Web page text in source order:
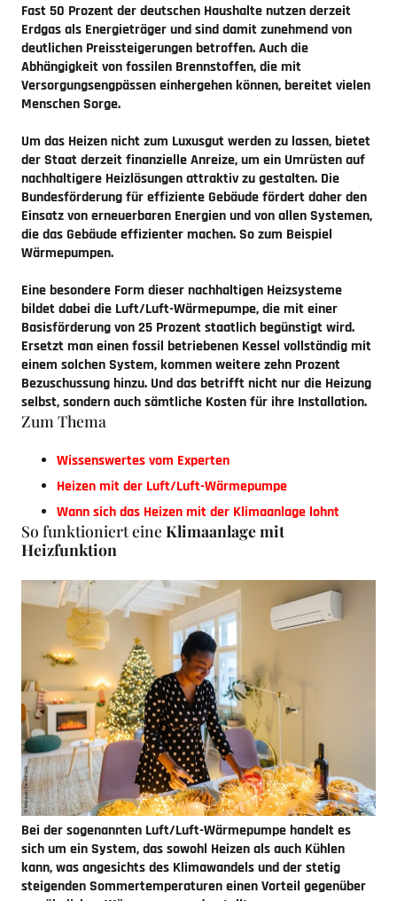
Fast 50 Prozent der deutschen Haushalte nutzen derzeit
Erdgas als Energieträger und sind damit zunehmend von
deutlichen Preissteigerungen betroffen. Auch die
Abhängigkeit von fossilen Brennstoffen, die mit
Versorgungsengpässen einhergehen können, bereitet vielen
Menschen Sorge.
Um das Heizen nicht zum Luxusgut werden zu lassen, bietet
der Staat derzeit finanzielle Anreize, um ein Umrüsten auf
nachhaltigere Heizlösungen attraktiv zu gestalten. Die
Bundesförderung für effiziente Gebäude fördert daher den
Einsatz von erneuerbaren Energien und von allen Systemen,
die das Gebäude effizienter machen. So zum Beispiel
Wärmepumpen.
Eine besondere Form dieser nachhaltigen Heizsysteme
bildet dabei die Luft/Luft-Wärmepumpe, die mit einer
Basisförderung von 25 Prozent staatlich begünstigt wird.
Ersetzt man einen fossil betriebenen Kessel vollständig mit
einem solchen System, kommen weitere zehn Prozent
Bezuschussung hinzu. Und das betrifft nicht nur die Heizung
selbst, sondern auch sämtliche Kosten für ihre Installation.
Zum Thema
Wissenswertes vom Experten
Heizen mit der Luft/Luft-Wärmepumpe
Wann sich das Heizen mit der Klimaanlage lohnt
So funktioniert eine Klimaanlage mit
Heizfunktion
Bei der sogenannten Luft/Luft-Wärmepumpe handelt es
sich um ein System, das sowohl Heizen als auch Kühlen
kann, was angesichts des Klimawandels und der stetig
steigenden Sommertemperaturen einen Vorteil gegenüber